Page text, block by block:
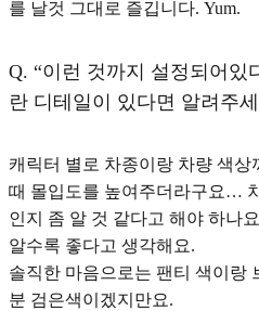
를 날것 그대로 즐깁니다. Yum.
Q. “이런 것까지 설정되어있
란 디테일이 있다면 알려주
캐릭터 별로 차종이랑 차량 색
때 몰입도를 높여주더라구요…
인지 좀 알 것 같다고 해야 하나
알수록 좋다고 생각해요.
솔직한 마음으로는 팬티 색이랑
분 검은색이겠지만요.